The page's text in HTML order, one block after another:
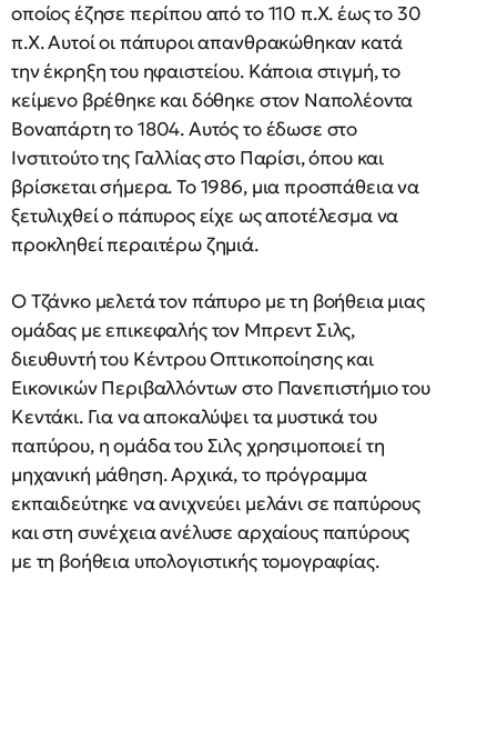
οποίος έζησε περίπου από το 110 π.Χ. έως το 30
π.Χ. Αυτοί οι πάπυροι απανθρακώθηκαν κατά
την έκρηξη του ηφαιστείου. Κάποια στιγμή, το
κείμενο βρέθηκε και δόθηκε στον Ναπολέοντα
Βοναπάρτη το 1804. Αυτός το έδωσε στο
Ινστιτούτο της Γαλλίας στο Παρίσι, όπου και
βρίσκεται σήμερα. Το 1986, μια προσπάθεια να
ξετυλιχθεί ο πάπυρος είχε ως αποτέλεσμα να
προκληθεί περαιτέρω ζημιά.
Ο Τζάνκο μελετά τον πάπυρο με τη βοήθεια μιας
ομάδας με επικεφαλής τον Μπρεντ Σιλς,
διευθυντή του Κέντρου Οπτικοποίησης και
Εικονικών Περιβαλλόντων στο Πανεπιστήμιο του
Κεντάκι. Για να αποκαλύψει τα μυστικά του
παπύρου, η ομάδα του Σιλς χρησιμοποιεί τη
μηχανική μάθηση. Αρχικά, το πρόγραμμα
εκπαιδεύτηκε να ανιχνεύει μελάνι σε παπύρους
και στη συνέχεια ανέλυσε αρχαίους παπύρους
με τη βοήθεια υπολογιστικής τομογραφίας.